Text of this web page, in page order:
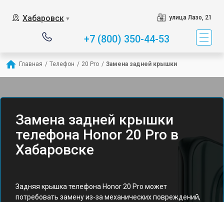
Хабаровск ▼ улица Лазо, 21
+7 (800) 350-44-53
Главная / Телефон / 20 Pro / Замена задней крышки
Замена задней крышки
телефона Honor 20 Pro в
Хабаровске
Задняя крышка телефона Honor 20 Pro может
потребовать замену из-за механических повреждений,